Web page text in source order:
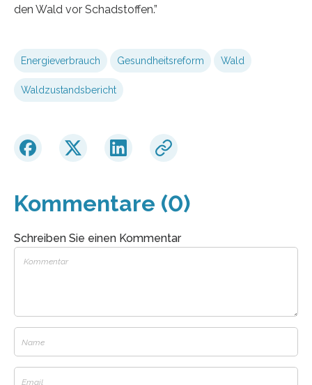
den Wald vor Schadstoffen.”
Energieverbrauch Gesundheitsreform Wald
Waldzustandsbericht
Kommentare (0)
Schreiben Sie einen Kommentar